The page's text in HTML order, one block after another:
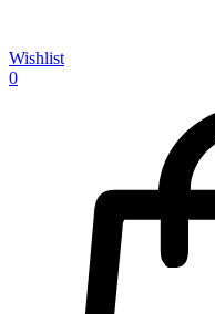
Wishlist
0